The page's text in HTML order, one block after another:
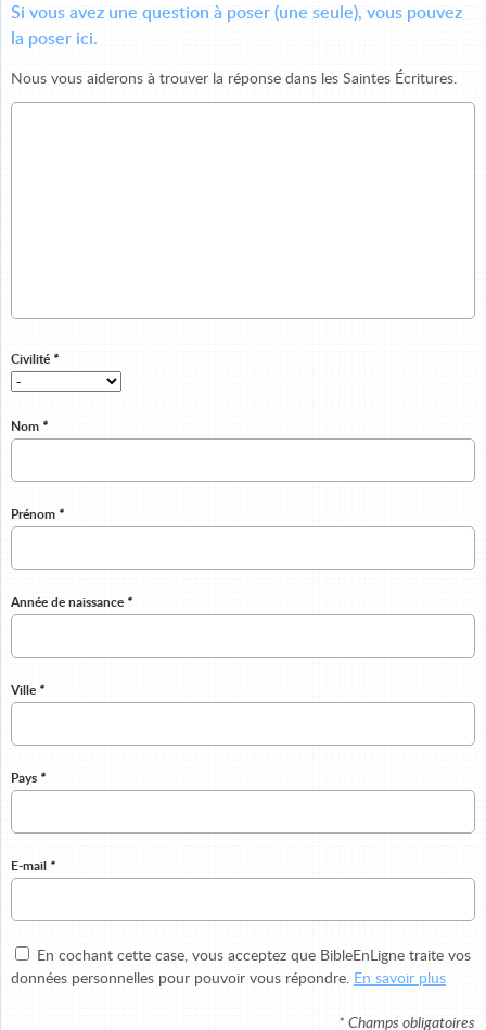
Si vous avez une question à poser (une seule), vous pouvez
la poser ici.
Nous vous aiderons à trouver la réponse dans les Saintes Écritures.
Civilité *
Nom *
Prénom *
Année de naissance *
Ville *
Pays *
E-mail *
En cochant cette case, vous acceptez que BibleEnLigne traite vos
données personnelles pour pouvoir vous répondre.
En savoir plus
* Champs obligatoires